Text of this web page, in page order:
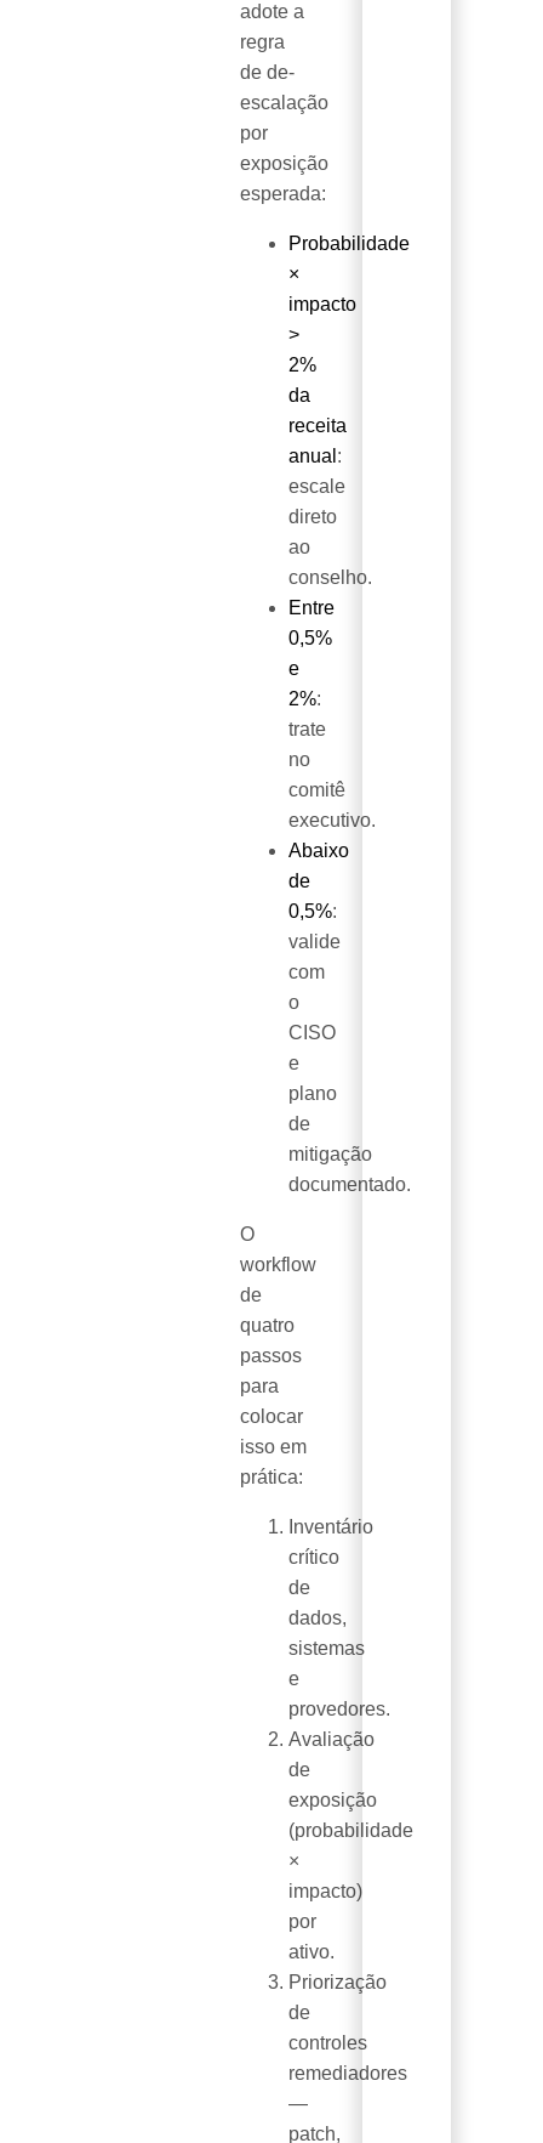
adote a
regra
de de-
escalação
por
exposição
esperada:
Probabilidade
×
impacto
>
2%
da
receita
anual :
escale
direto
ao
conselho.
Entre
0,5%
e
2%:
trate
no
comitê
executivo.
Abaixo
de
0,5%:
valide
com
o
CISO
e
plano
de
mitigação
documentado.
O
workflow
de
quatro
passos
para
colocar
isso em
prática:
Inventário
crítico
de
dados,
sistemas
e
provedores.
Avaliação
de
exposição
(probabilidade
×
impacto)
por
ativo.
Priorização
de
controles
remediadores
—
patch,